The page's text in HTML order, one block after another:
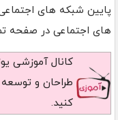
پایین شبکه های
های اجتماعی در صفحه
کانال آموزشی
طراحان و
کنید.